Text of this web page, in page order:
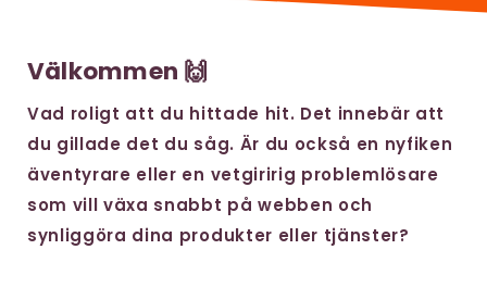
Välkommen 🙌
Vad roligt att du hittade hit. Det innebär att
du gillade det du såg. Är du också en nyfiken
äventyrare eller en vetgiririg problemlösare
som vill växa snabbt på webben och
synliggöra dina produkter eller tjänster?